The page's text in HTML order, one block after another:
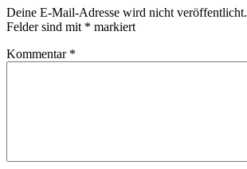
Deine E-Mail-Adresse wird nicht veröffentlicht.
Felder sind mit * markiert
Kommentar *